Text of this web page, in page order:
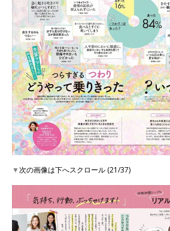
▼次の画像は下へスクロール (21/37)